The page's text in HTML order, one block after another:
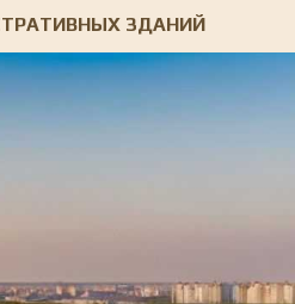
ЗДАНИЙ